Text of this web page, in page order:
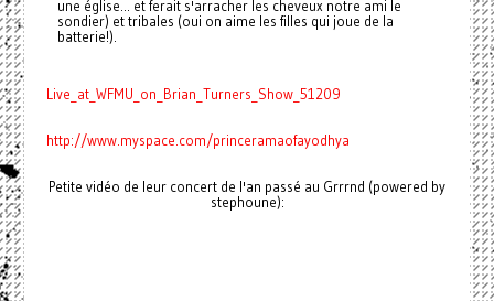
une église... et ferait s'arracher les cheveux notre ami le
sondier) et tribales (oui on aime les filles qui joue de la
batterie!).
Live_at_WFMU_on_Brian_Turners_Show_51209
http://www.myspace.com/princeramaofayodhya
Petite vidéo de leur concert de l'an passé au Grrrnd (powered by
stephoune):